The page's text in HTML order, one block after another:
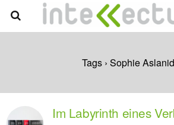
Tags › Sophie
Im Labyrinth eines